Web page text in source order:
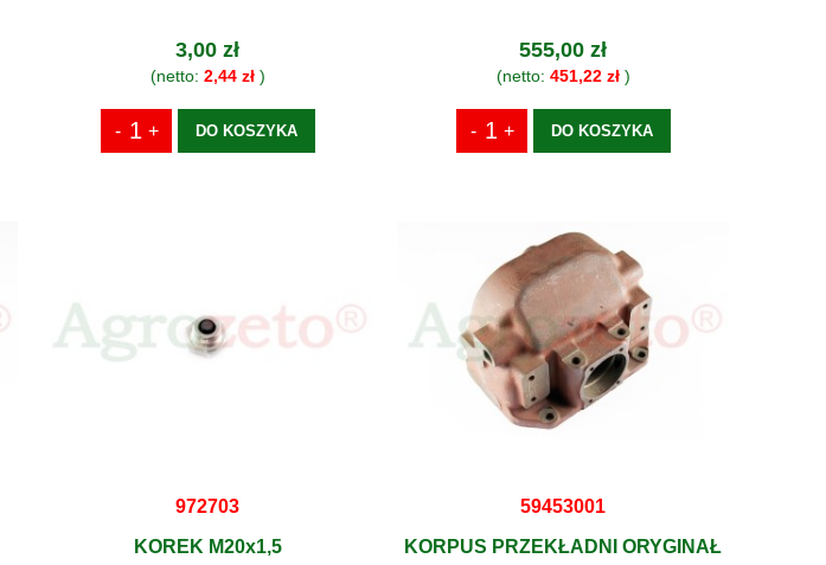
3,00 zł
(netto: 2,44 zł)
DO KOSZYKA
555,00 zł
(netto: 451,22 zł)
DO KOSZYKA
972703
KOREK M20x1,5
59453001
KORPUS PRZEKŁADNI ORYGINAŁ